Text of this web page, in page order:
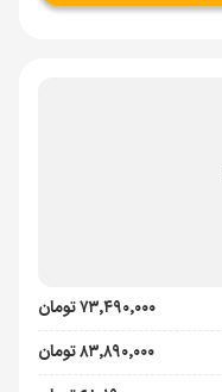
۷۳٬۴۹۰٬۰۰۰ تومان
۸۳٬۸۹۰٬۰۰۰ تومان